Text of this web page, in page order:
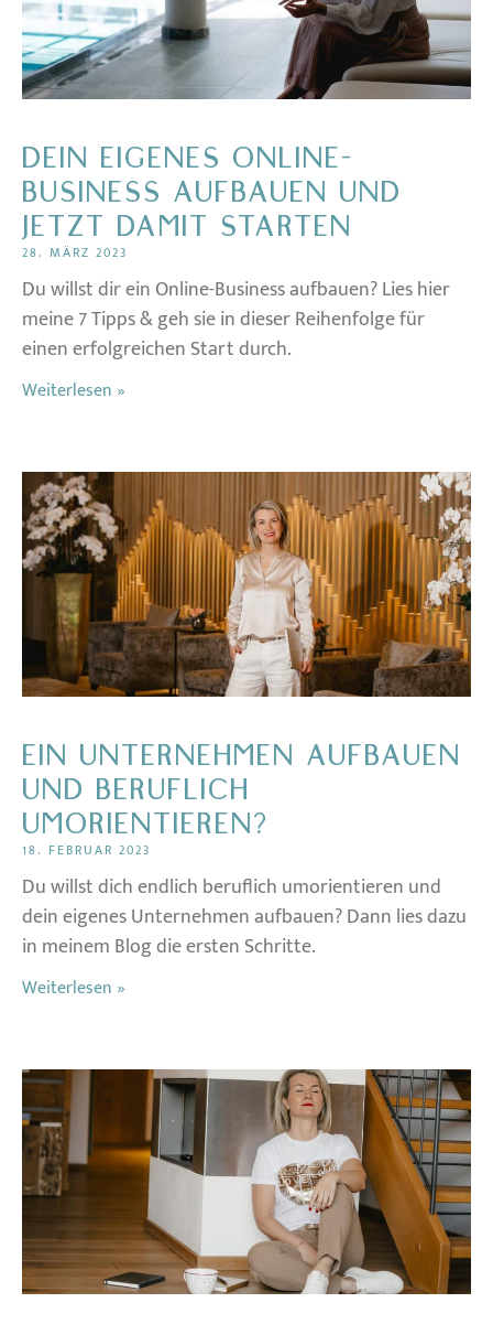
DEIN EIGENES ONLINE-
BUSINESS AUFBAUEN UND
JETZT DAMIT STARTEN
28. MÄRZ 2023
Du willst dir ein Online-Business aufbauen? Lies hier
meine 7 Tipps & geh sie in dieser Reihenfolge für
einen erfolgreichen Start durch.
Weiterlesen »
EIN UNTERNEHMEN AUFBAUEN
UND BERUFLICH
UMORIENTIEREN?
18. FEBRUAR 2023
Du willst dich endlich beruflich umorientieren und
dein eigenes Unternehmen aufbauen? Dann lies dazu
in meinem Blog die ersten Schritte.
Weiterlesen »